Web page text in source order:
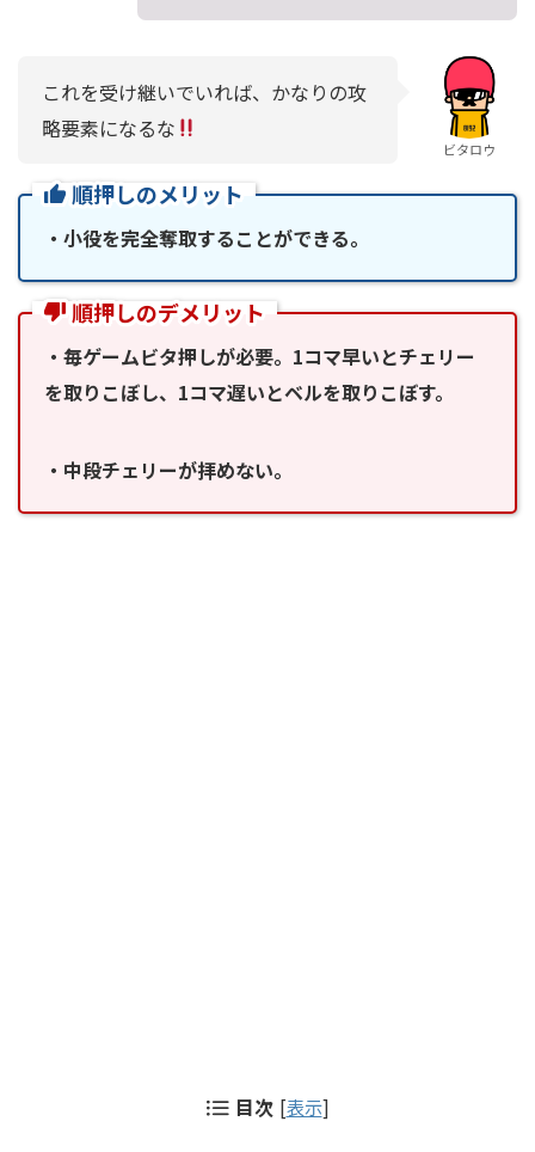
これを受け継いでいれば、かなりの攻
略要素になるな
ビタロウ
順押しのメリット
・小役を完全奪取することができる。
順押しのデメリット
・毎ゲームビタ押しが必要。1コマ早いとチェリー
を取りこぼし、1コマ遅いとベルを取りこぼす。
・中段チェリーが拝めない。
目次 [表示]